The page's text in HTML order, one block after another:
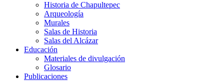
Historia de Chapultepec
Arqueología
Murales
Salas de Historia
Salas del Alcázar
Educación
Materiales de divulgación
Glosario
Publicaciones